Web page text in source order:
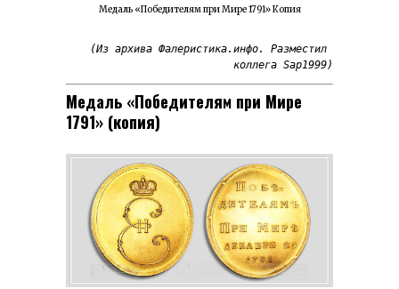
Медаль «Победителям при Мире 1791» Копия
(Из архива Фалеристика.инфо. Разместил
коллега Sap1999)
Медаль «Победителям при Мире
1791» (копия)